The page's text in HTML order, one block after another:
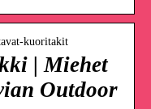
kuoritakit
| Miehet
Outdoor